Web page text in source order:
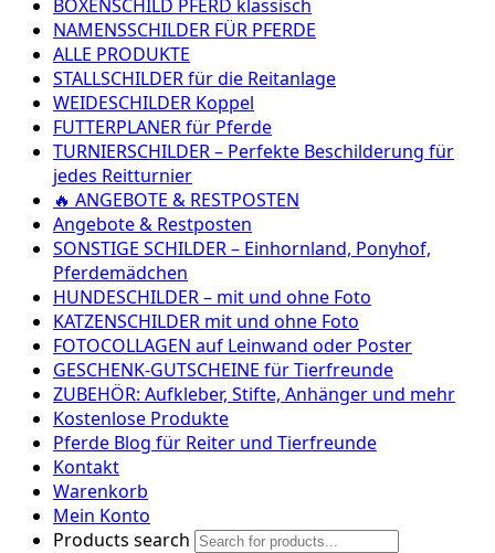
BOXENSCHILD PFERD klassisch
NAMENSSCHILDER FÜR PFERDE
ALLE PRODUKTE
STALLSCHILDER für die Reitanlage
WEIDESCHILDER Koppel
FUTTERPLANER für Pferde
TURNIERSCHILDER – Perfekte Beschilderung für
jedes Reitturnier
🔥 ANGEBOTE & RESTPOSTEN
Angebote & Restposten
SONSTIGE SCHILDER – Einhornland, Ponyhof,
Pferdemädchen
HUNDESCHILDER – mit und ohne Foto
KATZENSCHILDER mit und ohne Foto
FOTOCOLLAGEN auf Leinwand oder Poster
GESCHENK-GUTSCHEINE für Tierfreunde
ZUBEHÖR: Aufkleber, Stifte, Anhänger und mehr
Kostenlose Produkte
Pferde Blog für Reiter und Tierfreunde
Kontakt
Warenkorb
Mein Konto
Products search